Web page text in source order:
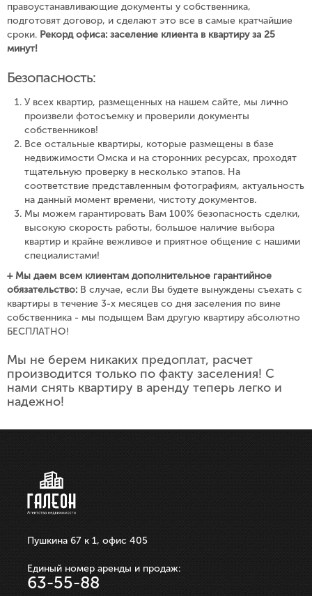
правоустанавливающие документы у собственника,
подготовят договор, и сделают это все в самые кратчайшие
сроки. Рекорд офиса: заселение клиента в квартиру за 25
минут!
Безопасность:
У всех квартир, размещенных на нашем сайте, мы лично
произвели фотосъемку и проверили документы
собственников!
Все остальные квартиры, которые размещены в базе
недвижимости Омска и на сторонних ресурсах, проходят
тщательную проверку в несколько этапов. На
соответствие представленным фотографиям, актуальность
на данный момент времени, чистоту документов.
Мы можем гарантировать Вам 100% безопасность сделки,
высокую скорость работы, большое наличие выбора
квартир и крайне вежливое и приятное общение с нашими
специалистами!
+ Мы даем всем клиентам дополнительное гарантийное
обязательство: В случае, если Вы будете вынуждены съехать с
квартиры в течение 3-х месяцев со дня заселения по вине
собственника - мы подыщем Вам другую квартиру абсолютно
БЕСПЛАТНО!
Мы не берем никаких предоплат, расчет
производится только по факту заселения! С
нами снять квартиру в аренду теперь легко и
надежно!
Пушкина 67 к 1, офис 405
Единый номер аренды и продаж:
63-55-88